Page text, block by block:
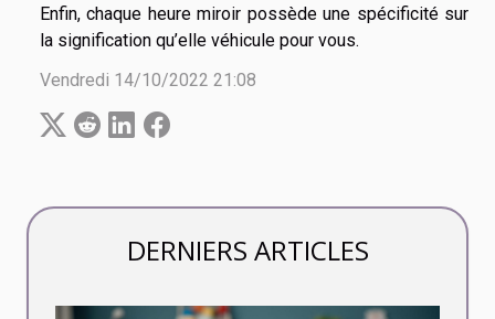
DERNIERS ARTICLES
Enfin, chaque heure miroir possède une spécificité sur
la signification qu’elle véhicule pour vous.
Vendredi 14/10/2022 21:08